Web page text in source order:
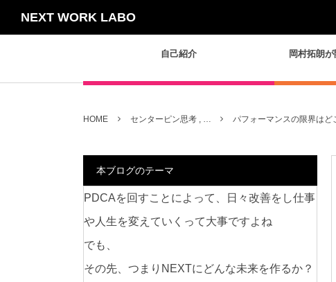
NEXT WORK LABO
自己紹介 岡村拓朗
HOME センターピン思考 , … パフォーマンスの限界はど
本ブログのテーマ
PDCAを回すことによって、日々改善をし仕事
や人生を変えていくって大事ですよね
でも、
その先、つまりNEXTにどんな未来を作るか？